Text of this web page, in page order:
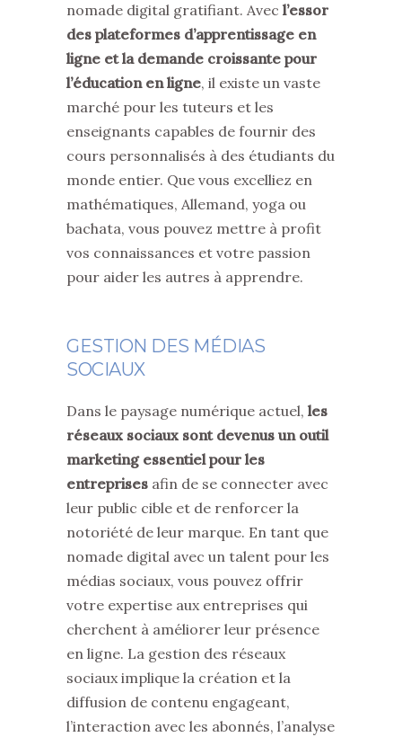
nomade digital gratifiant. Avec l’essor
des plateformes d’apprentissage en
ligne et la demande croissante pour
l’éducation en ligne, il existe un vaste
marché pour les tuteurs et les
enseignants capables de fournir des
cours personnalisés à des étudiants du
monde entier. Que vous excelliez en
mathématiques, Allemand, yoga ou
bachata, vous pouvez mettre à profit
vos connaissances et votre passion
pour aider les autres à apprendre.
GESTION DES MÉDIAS
SOCIAUX
Dans le paysage numérique actuel, les
réseaux sociaux sont devenus un outil
marketing essentiel pour les
entreprises afin de se connecter avec
leur public cible et de renforcer la
notoriété de leur marque. En tant que
nomade digital avec un talent pour les
médias sociaux, vous pouvez offrir
votre expertise aux entreprises qui
cherchent à améliorer leur présence
en ligne. La gestion des réseaux
sociaux implique la création et la
diffusion de contenu engageant,
l’interaction avec les abonnés, l’analyse